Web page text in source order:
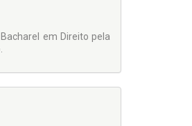
em Direito pela